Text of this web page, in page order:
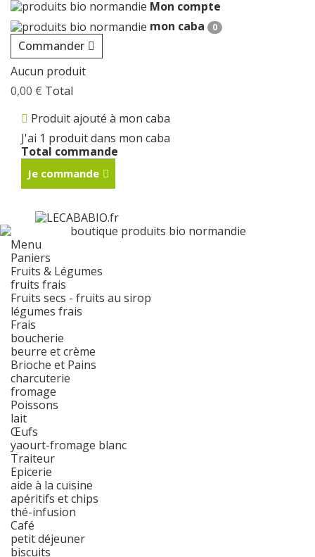
Mon compte
mon caba
0
Commander
Aucun produit
0,00 € Total
Produit ajouté à mon caba
J'ai 1 produit dans mon caba
Total commande
Je commande
Menu
Paniers
Fruits & Légumes
fruits frais
Fruits secs - fruits au sirop
légumes frais
Frais
boucherie
beurre et crème
Brioche et Pains
charcuterie
fromage
Poissons
lait
Œufs
yaourt-fromage blanc
Traiteur
Epicerie
aide à la cuisine
apéritifs et chips
thé-infusion
Café
petit déjeuner
biscuits